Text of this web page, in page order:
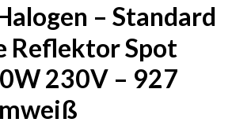
– Standard
Reflektor Spot
230V – 927